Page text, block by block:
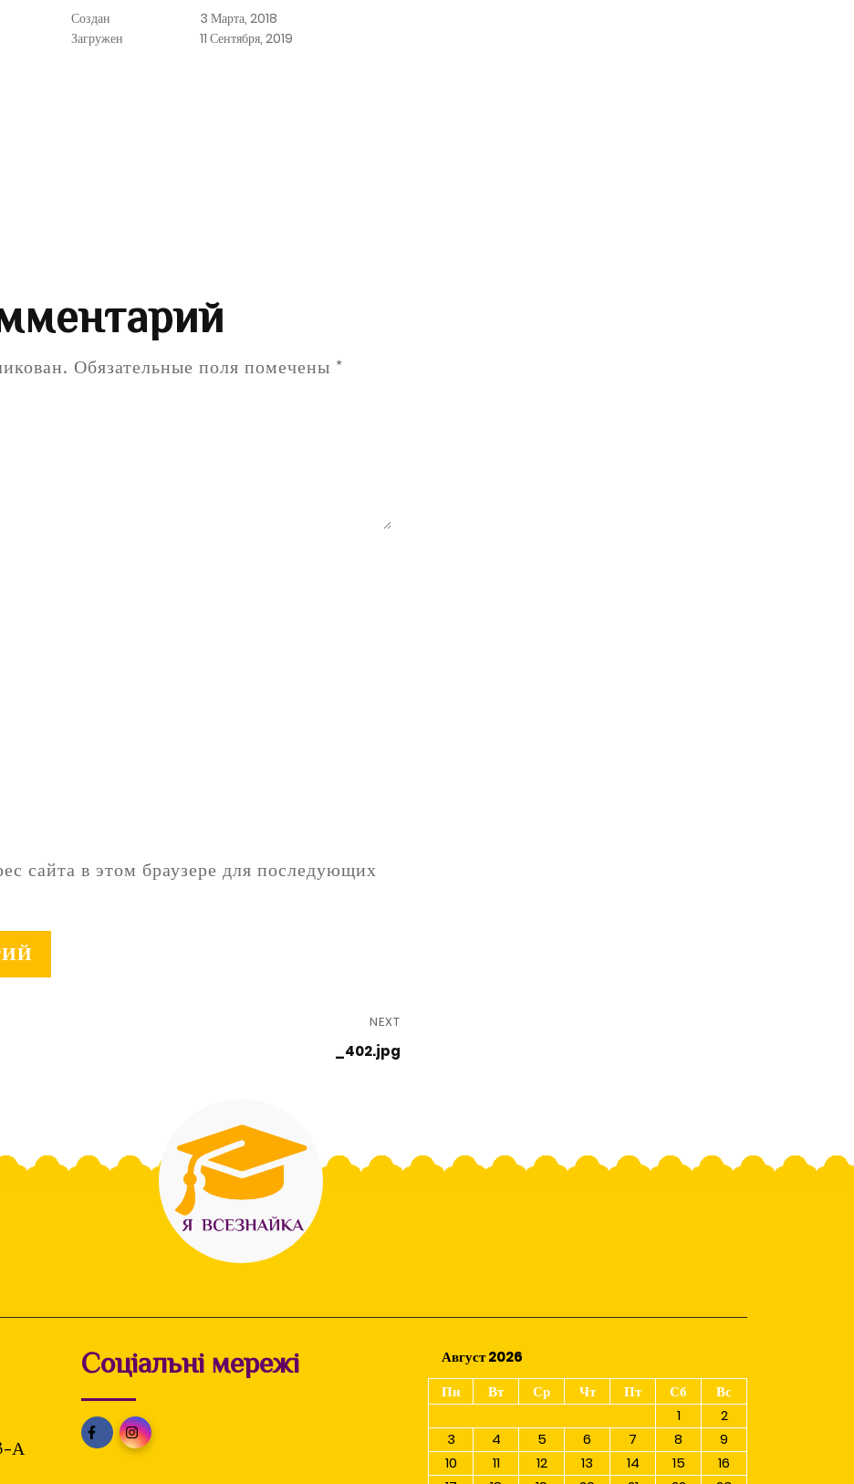
Создан
3 Марта, 2018
Загружен
11 Сентября, 2019
Обязательные поля помечены *
сайта в этом браузере для последующих
NEXT
_402.jpg
А
Соціальні мережі
Август 2026
Пн
Вт Ср Чт Пт Сб
Вс
1
2
3
4 5 6 7 8
9
10
11 12 13 14 15
16